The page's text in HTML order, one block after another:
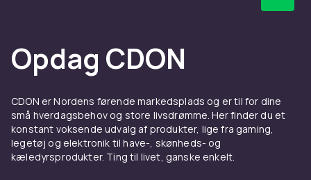
Opdag CDON
CDON er Nordens førende markedsplads og er til for dine
små hverdagsbehov og store livsdrømme. Her finder du et
konstant voksende udvalg af produkter, lige fra gaming,
legetøj og elektronik til have-, skønheds- og
kæledyrsprodukter. Ting til livet, ganske enkelt.